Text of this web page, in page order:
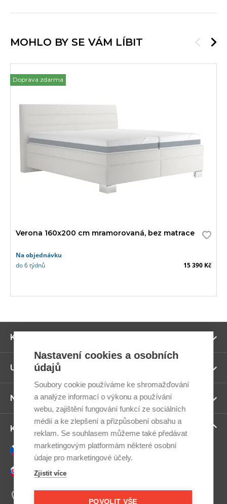
MOHLO BY SE VÁM LÍBIT
Doprava zdarma
Verona 160x200 cm mramorovaná, bez matrace
Na objednávku
do 6 týdnů
15 390 Kč
Kategorie
Užitečné odkazy
Newsletter
Kontaktujte nás
Česky
Slovensky
+420 607 800 100
Nastavení cookies a osobních
údajů
Soubory cookie používáme ke shromažďování
a analýze informací o výkonu a používání
webu, zajištění fungování funkcí ze sociálních
médií a ke zlepšení a přizpůsobení obsahu a
reklam. Se souhlasem můžeme také předávat
marketingovým platformám některé osobní
údaje pro marketingové účely.
Zjistit více
POVOLIT VŠE